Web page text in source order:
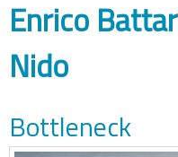
Enrico
Nido
Bottleneck